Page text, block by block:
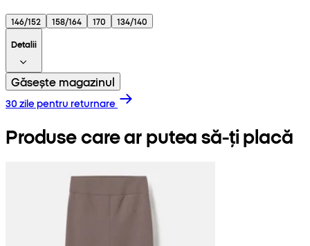
146/152 158/164 170
134/140
Detalii
Găsește magazinul
30 zile pentru returnare
Produse care ar putea să-ți placă